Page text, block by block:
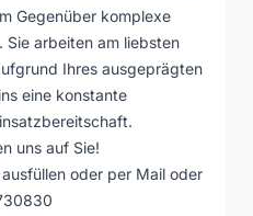
Gegenüber komplexe
arbeiten am liebsten
Ihres ausgeprägten
eine konstante
uns auf Sie!
oder per Mail oder